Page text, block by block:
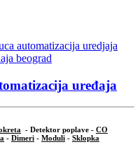
uređaja
- Detektor poplave - CO
- Dimeri - Moduli - Sklopka